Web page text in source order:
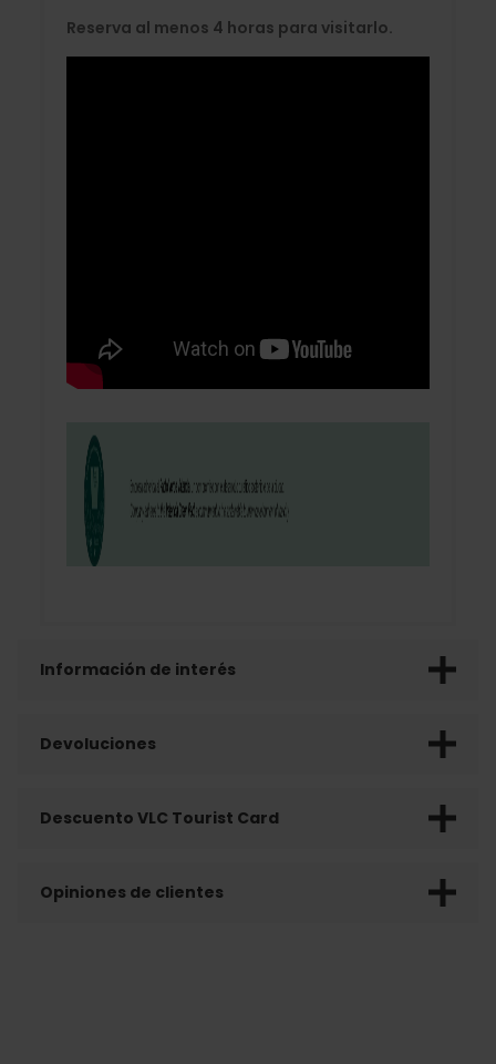
Reserva al menos 4 horas para visitarlo.
Información de interés
Devoluciones
Descuento VLC Tourist Card
Opiniones de clientes